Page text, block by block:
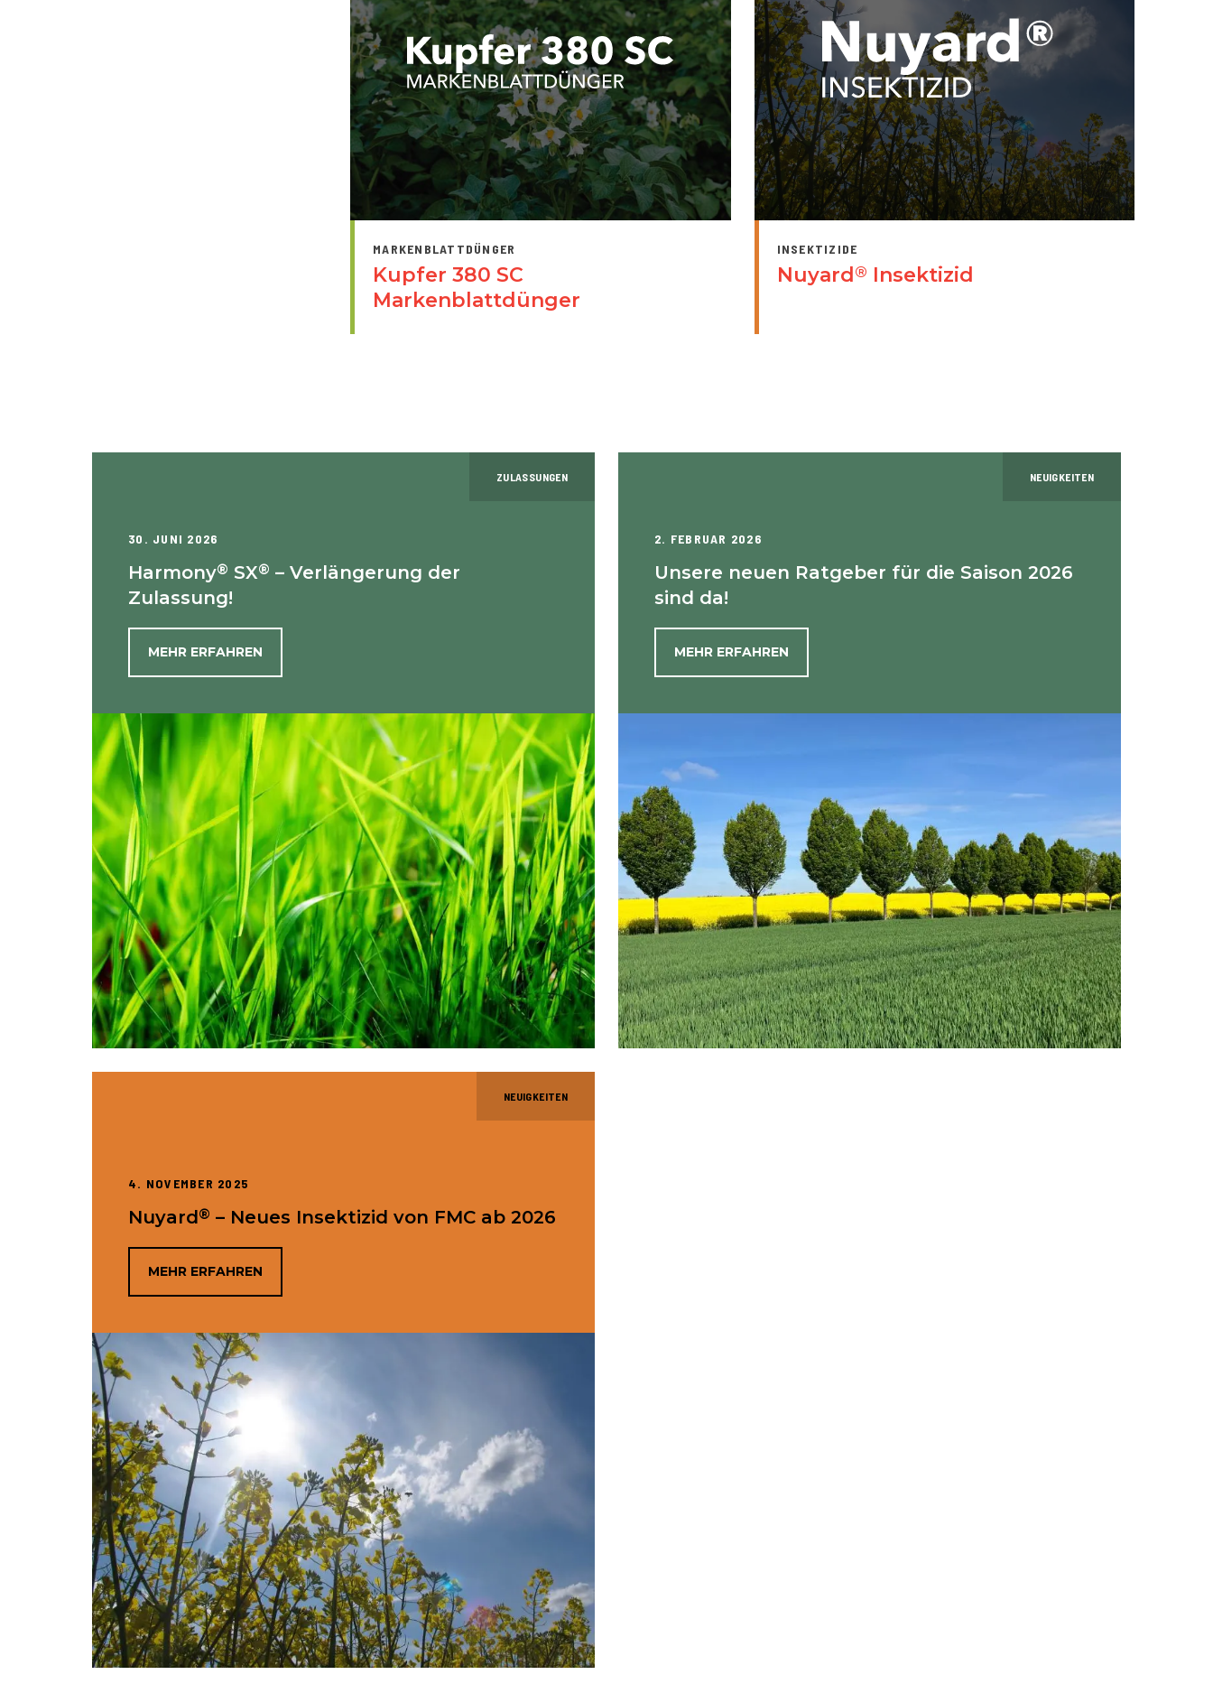
MARKENBLATTDÜNGER
Kupfer 380 SC
Markenblattdünger
INSEKTIZIDE
Nuyard® Insektizid
ZULASSUNGEN
30. JUNI 2026
Harmony® SX® – Verlängerung der
Zulassung!
MEHR ERFAHREN
NEUIGKEITEN
2. FEBRUAR 2026
Unsere neuen Ratgeber für die Saison 2026
sind da!
MEHR ERFAHREN
NEUIGKEITEN
4. NOVEMBER 2025
Nuyard® – Neues Insektizid von FMC ab 2026
MEHR ERFAHREN